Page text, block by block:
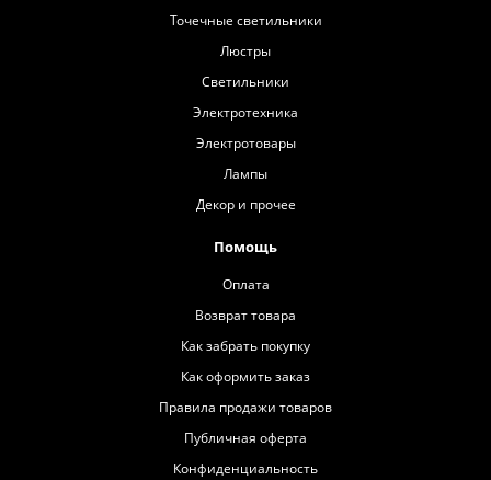
Точечные светильники
Люстры
Светильники
Электротехника
Электротовары
Лампы
Декор и прочее
Помощь
Оплата
Возврат товара
Как забрать покупку
Как оформить заказ
Правила продажи товаров
Публичная оферта
Конфиденциальность